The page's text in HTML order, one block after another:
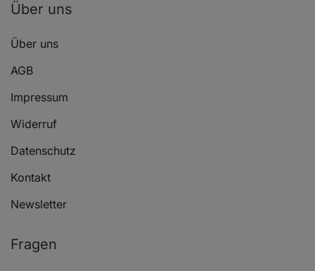
Über uns
Über uns
AGB
Impressum
Widerruf
Datenschutz
Kontakt
Newsletter
Fragen